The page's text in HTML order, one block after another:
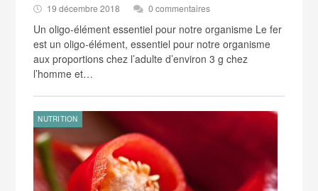
19 décembre 2018 0 commentaires
Un oligo-élément essentiel pour notre organisme Le fer
est un oligo-élément, essentiel pour notre organisme
aux proportions chez l’adulte d’environ 3 g chez
l’homme et…
NUTRITION